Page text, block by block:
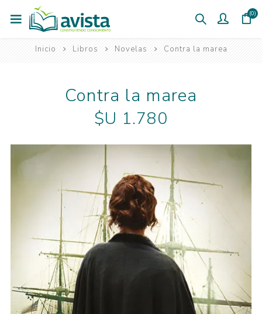
(0)
Inicio Libros Novelas Contra la marea
Contra la marea
$U 1.780